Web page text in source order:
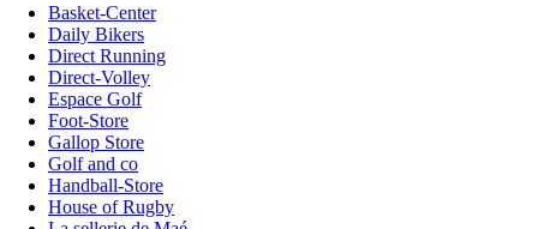
Basket-Center
Daily Bikers
Direct Running
Direct-Volley
Espace Golf
Foot-Store
Gallop Store
Golf and co
Handball-Store
House of Rugby